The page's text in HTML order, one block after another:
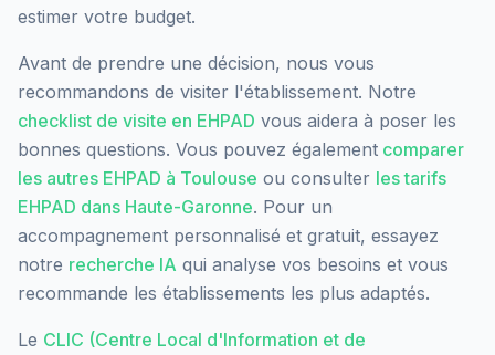
estimer votre budget.
Avant de prendre une décision, nous vous
recommandons de visiter l'établissement. Notre
checklist de visite en EHPAD vous aidera à poser les
bonnes questions. Vous pouvez également comparer
les autres EHPAD à Toulouse ou consulter les tarifs
EHPAD dans Haute-Garonne. Pour un
accompagnement personnalisé et gratuit, essayez
notre recherche IA qui analyse vos besoins et vous
recommande les établissements les plus adaptés.
Le CLIC (Centre Local d'Information et de